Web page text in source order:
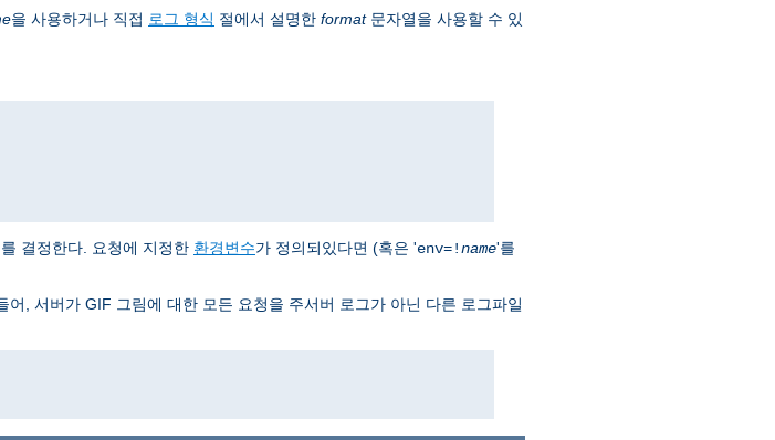
을 사용하거나 직접 로그 형식 절에서 설명한 format문자열을 사용할 수 있
결정한다. 요청에 지정한 환경변수가 정의되있다면 (혹은 'env=!name'를
, 서버가 GIF 그림에 대한 모든 요청을 주서버 로그가 아닌 다른 로그파일